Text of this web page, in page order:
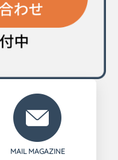
MAIL MAGAZINE